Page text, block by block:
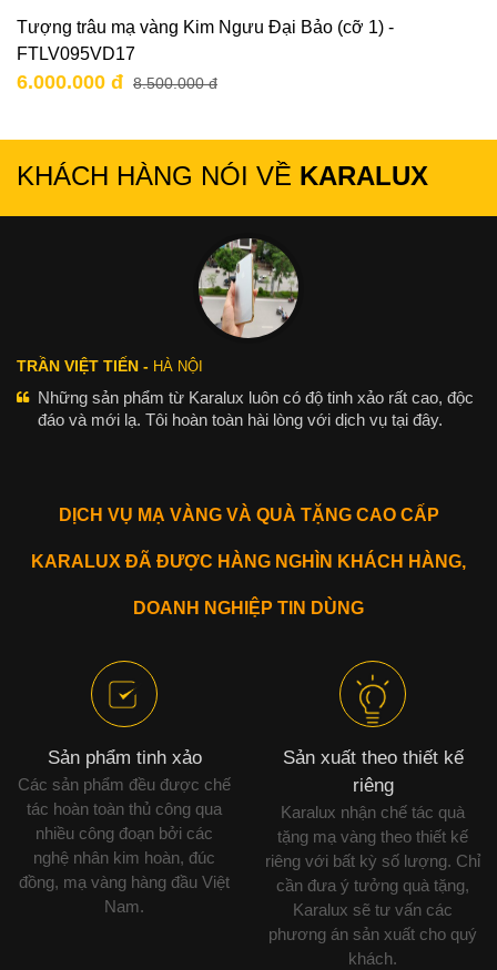
Tượng trâu mạ vàng Kim Ngưu Đại Bảo (cỡ 1) -
FTLV095VD17
6.000.000 đ 8.500.000 đ
KHÁCH HÀNG NÓI VỀ KARALUX
TRẦN VIỆT TIẾN - HÀ NỘI
Những sản phẩm từ Karalux luôn có độ tinh xảo rất cao, độc
đáo và mới lạ. Tôi hoàn toàn hài lòng với dịch vụ tại đây.
DỊCH VỤ MẠ VÀNG VÀ QUÀ TẶNG CAO CẤP
KARALUX ĐÃ ĐƯỢC HÀNG NGHÌN KHÁCH HÀNG,
DOANH NGHIỆP TIN DÙNG
Sản phẩm tinh xảo
Các sản phẩm đều được chế
tác hoàn toàn thủ công qua
nhiều công đoạn bởi các
nghệ nhân kim hoàn, đúc
đồng, mạ vàng hàng đầu Việt
Nam.
Sản xuất theo thiết kế
riêng
Karalux nhận chế tác quà
tặng mạ vàng theo thiết kế
riêng với bất kỳ số lượng. Chỉ
cần đưa ý tưởng quà tặng,
Karalux sẽ tư vấn các
phương án sản xuất cho quý
khách.